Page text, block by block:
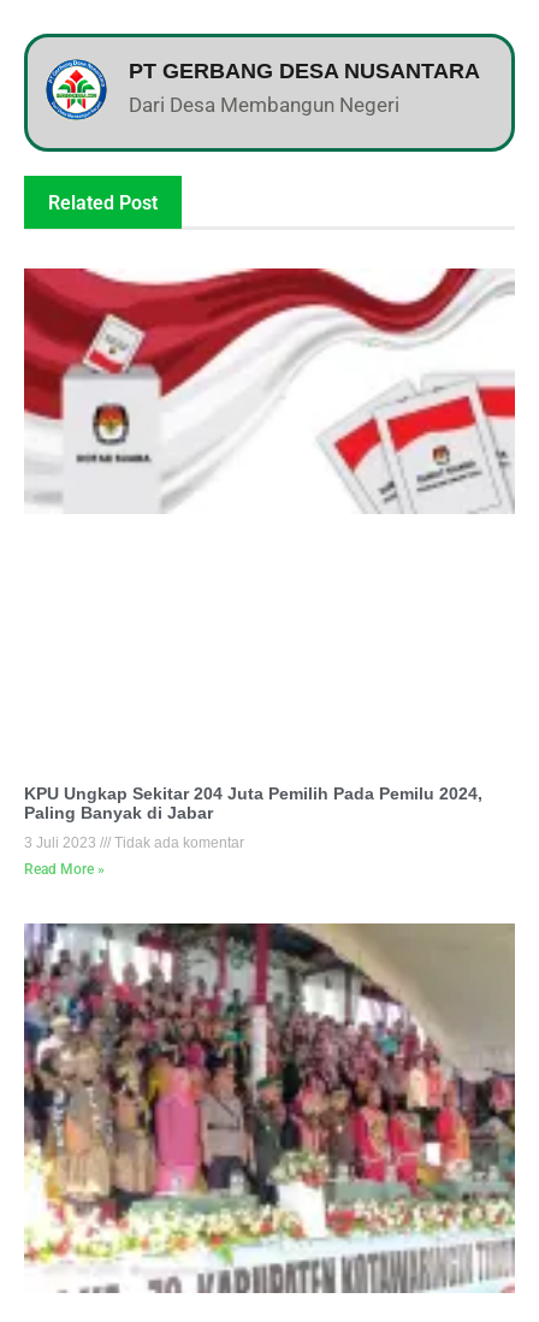
PT GERBANG DESA NUSANTARA
Dari Desa Membangun Negeri
Related Post
KPU Ungkap Sekitar 204 Juta Pemilih Pada Pemilu 2024,
Paling Banyak di Jabar
3 Juli 2023
Tidak ada komentar
Read More »